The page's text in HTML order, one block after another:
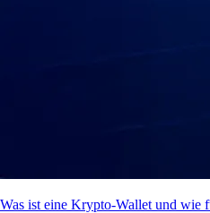
Was ist eine Krypto-Wallet und wie